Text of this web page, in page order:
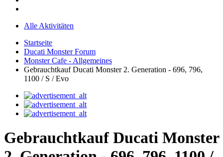
Alle Aktivitäten
Startseite
Ducati Monster Forum
Monster Cafe - Allgemeines
Gebrauchtkauf Ducati Monster 2. Generation - 696, 796,
1100 / S / Evo
Gebrauchtkauf Ducati Monster